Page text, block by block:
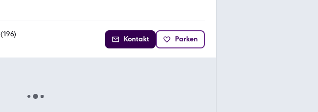
(196)
Kontakt Parken